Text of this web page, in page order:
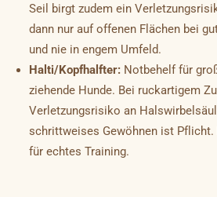
Seil birgt zudem ein
dann nur auf offenen Flächen bei
und nie in engem Umfeld.
Halti/Kopfhalfter: Notbehelf für
ziehende Hunde. Bei ruckartigem
Verletzungsrisiko an
schrittweises Gewöhnen ist Pflicht.
für echtes Training.